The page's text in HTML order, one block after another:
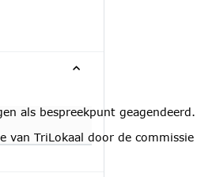
als bespreekpunt geagendeerd.
TriLokaal door de